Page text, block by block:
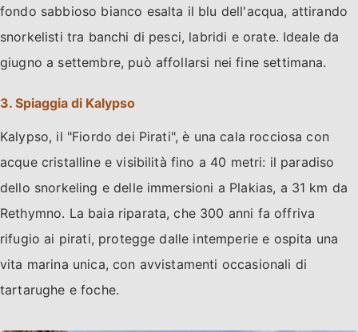
fondo sabbioso bianco esalta il blu dell'acqua, attirando
snorkelisti tra banchi di pesci, labridi e orate. Ideale da
giugno a settembre, può affollarsi nei fine settimana.
3. Spiaggia di Kalypso
Kalypso, il "Fiordo dei Pirati", è una cala rocciosa con
acque cristalline e visibilità fino a 40 metri: il paradiso
dello snorkeling e delle immersioni a Plakias, a 31 km da
Rethymno. La baia riparata, che 300 anni fa offriva
rifugio ai pirati, protegge dalle intemperie e ospita una
vita marina unica, con avvistamenti occasionali di
tartarughe e foche.